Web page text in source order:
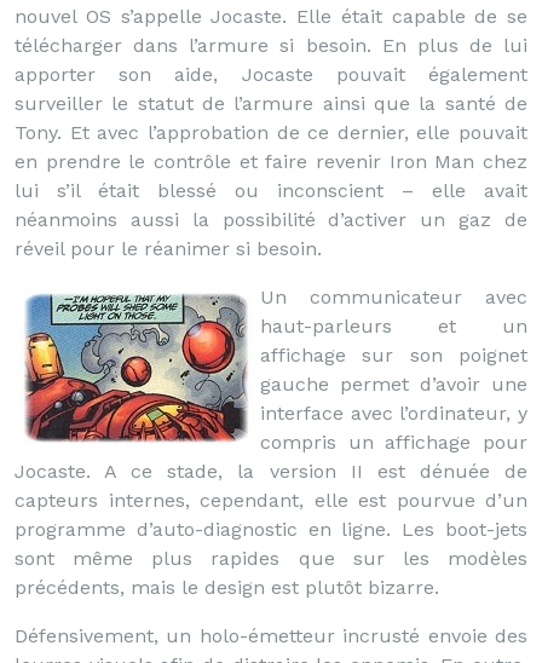
nouvel OS s’appelle Jocaste. Elle était capable de se
télécharger dans l’armure si besoin. En plus de lui
apporter son aide, Jocaste pouvait également
surveiller le statut de l’armure ainsi que la santé de
Tony. Et avec l’approbation de ce dernier, elle pouvait
en prendre le contrôle et faire revenir Iron Man chez
lui s’il était blessé ou inconscient – elle avait
néanmoins aussi la possibilité d’activer un gaz de
réveil pour le réanimer si besoin.
Un communicateur avec
haut-parleurs et un
affichage sur son poignet
gauche permet d’avoir une
interface avec l’ordinateur, y
compris un affichage pour
Jocaste. A ce stade, la version II est dénuée de
capteurs internes, cependant, elle est pourvue d’un
programme d’auto-diagnostic en ligne. Les boot-jets
sont même plus rapides que sur les modèles
précédents, mais le design est plutôt bizarre.
Défensivement, un holo-émetteur incrusté envoie des